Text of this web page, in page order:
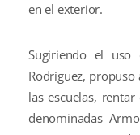
en el exterior.
Sugiriendo el uso
Rodríguez, propuso
las escuelas,
denominadas